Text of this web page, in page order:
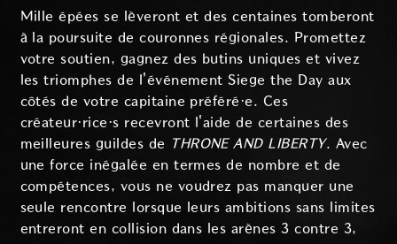
Mille épées se lèveront et des centaines tomberont
à la poursuite de couronnes régionales. Promettez
votre soutien, gagnez des butins uniques et vivez
les triomphes de l'événement Siege the Day aux
côtés de votre capitaine préféré·e. Ces
créateur·rice·s recevront l'aide de certaines des
meilleures guildes de THRONE AND LIBERTY. Avec
une force inégalée en termes de nombre et de
compétences, vous ne voudrez pas manquer une
seule rencontre lorsque leurs ambitions sans limites
entreront en collision dans les arènes 3 contre 3,